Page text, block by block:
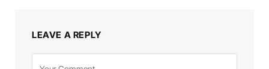
LEAVE A REPLY